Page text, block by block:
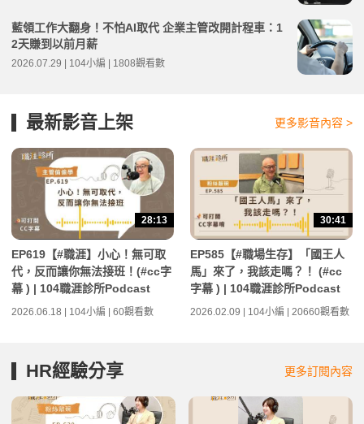
藍領工作大翻身！不怕AI取代 企業主管改開計程車：1
2天賺到以前月薪
2026.07.29 | 104小編 | 1808觀看數
最新影音上架 更多影音內容 >
28:13
EP619【#職涯】小心！無可取
代，反而讓你無法接班！(#cc字
幕 ) | 104職涯診所Podcast
2026.06.18 | 104小編 | 60觀看數
30:41
EP585【#職場生存】「國王人
馬」來了，我該走嗎？！ (#cc
字幕 ) | 104職涯診所Podcast
2026.02.09 | 104小編 | 20660觀看數
HR經驗分享 更多訂閱內容